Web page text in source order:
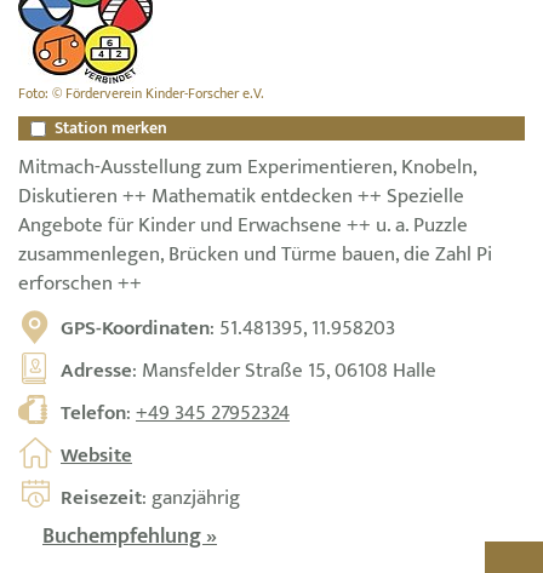
Foto: © Förderverein Kinder-Forscher e.V.
Station merken
Mitmach-Ausstellung zum Experimentieren, Knobeln,
Diskutieren ++ Mathematik entdecken ++ Spezielle
Angebote für Kinder und Erwachsene ++ u. a. Puzzle
zusammenlegen, Brücken und Türme bauen, die Zahl Pi
erforschen ++
GPS-Koordinaten: 51.481395, 11.958203
Adresse: Mansfelder Straße 15, 06108 Halle
Telefon:+49 345 27952324
Website
Reisezeit: ganzjährig
Buchempfehlung »